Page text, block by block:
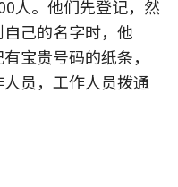
人。他们先登记，然
己的名字时，他
宝贵号码的纸条，
员，工作人员拨通